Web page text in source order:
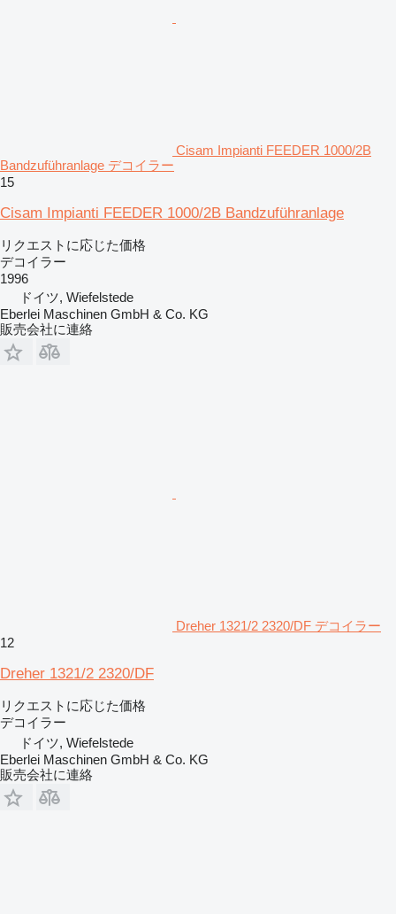
Cisam Impianti FEEDER 1000/2B
Bandzuführanlage デコイラー
15
Cisam Impianti FEEDER 1000/2B Bandzuführanlage
リクエストに応じた価格
デコイラー
1996
ドイツ, Wiefelstede
Eberlei Maschinen GmbH & Co. KG
販売会社に連絡
Dreher 1321/2 2320/DF デコイラー
12
Dreher 1321/2 2320/DF
リクエストに応じた価格
デコイラー
ドイツ, Wiefelstede
Eberlei Maschinen GmbH & Co. KG
販売会社に連絡